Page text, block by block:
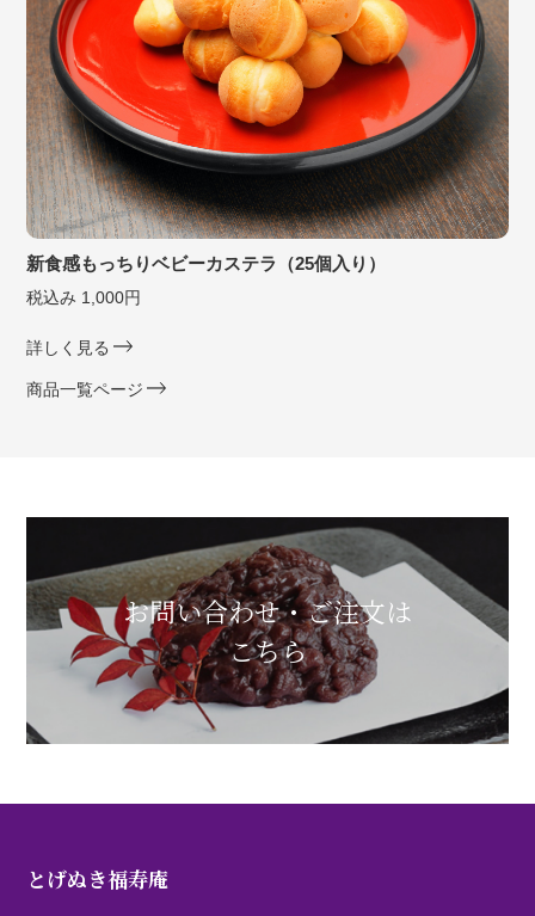
新食感もっちりベビーカステラ（25個入り）
税込み 1,000円
詳しく見る
商品一覧ページ
お問い合わせ・ご注文は
こちら
とげぬき福寿庵